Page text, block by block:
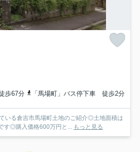
歩67分
「馬場町」バス停下車 徒歩2分
いる倉吉市馬場町土地のご紹介◎土地面積は
す◎購入価格600万円と... もっと見る